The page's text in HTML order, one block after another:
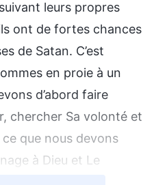
leurs propres
ont de fortes chances
de Satan. C’est
en proie à un
d’abord faire
chercher Sa volonté et
que nous devons
à Dieu et Le